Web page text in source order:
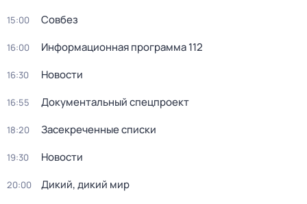
15:00 Совбез
16:00 Информационная программа 112
16:30 Новости
16:55 Документальный спецпроект
18:20 Заcекрeченные списки
19:30 Новости
20:00 Дикий, дикий мир